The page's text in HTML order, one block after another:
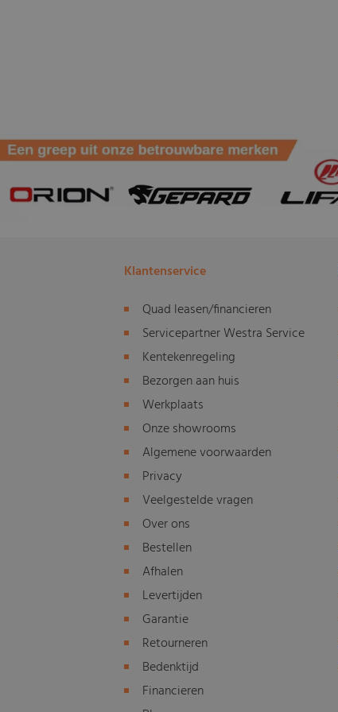
Klantenservice
Quad leasen/financieren
Servicepartner Westra Service
Kentekenregeling
Bezorgen aan huis
Werkplaats
Onze showrooms
Algemene voorwaarden
Privacy
Veelgestelde vragen
Over ons
Bestellen
Afhalen
Levertijden
Garantie
Retourneren
Bedenktijd
Financieren